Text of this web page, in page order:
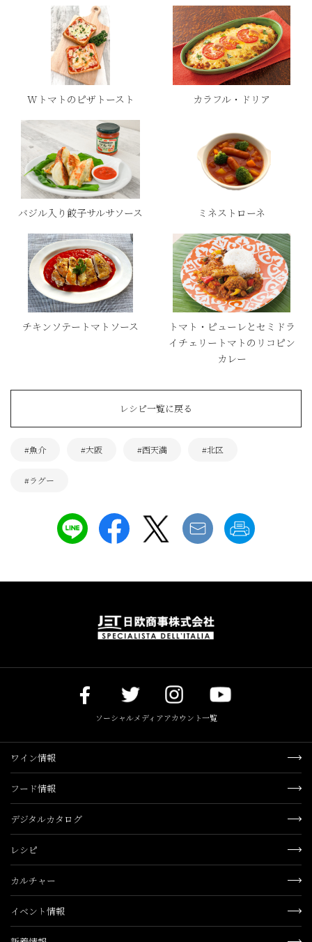
Wトマトのピザトースト カラフル・ドリア
バジル入り餃子サルサソース ミネストローネ
チキンソテートマトソース
トマト・ピューレとセミドラ
イチェリートマトのリコピン
カレー
レシピ一覧に戻る
#魚介 #大阪 #西天満 #北区
#ラグー
ソーシャルメディアアカウント一覧
ワイン情報
フード情報
デジタルカタログ
レシピ
カルチャー
イベント情報